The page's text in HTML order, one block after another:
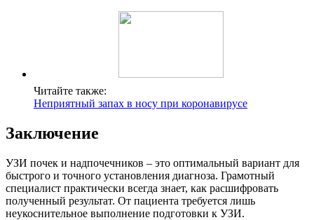
Читайте также:
Неприятный запах в носу при коронавирусе
Заключение
УЗИ почек и надпочечников – это оптимальный вариант для
быстрого и точного установления диагноза. Грамотный
специалист практически всегда знает, как расшифровать
полученный результат. От пациента требуется лишь
неукоснительное выполнение подготовки к УЗИ.